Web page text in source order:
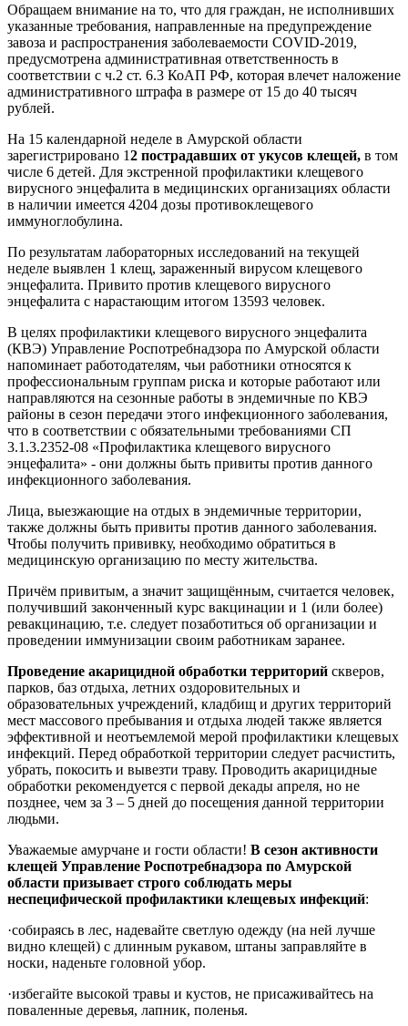
Обращаем внимание на то, что для граждан, не исполнивших
указанные требования, направленные на предупреждение
завоза и распространения заболеваемости COVID-2019,
предусмотрена административная ответственность в
соответствии с ч.2 ст. 6.3 КоАП РФ, которая влечет наложение
административного штрафа в размере от 15 до 40 тысяч
рублей.
На 15 календарной неделе в Амурской области
зарегистрировано 12 пострадавших от укусов клещей, в том
числе 6 детей. Для экстренной профилактики клещевого
вирусного энцефалита в медицинских организациях области
в наличии имеется 4204 дозы противоклещевого
иммуноглобулина.
По результатам лабораторных исследований на текущей
неделе выявлен 1 клещ, зараженный вирусом клещевого
энцефалита. Привито против клещевого вирусного
энцефалита с нарастающим итогом 13593 человек.
В целях профилактики клещевого вирусного энцефалита
(КВЭ) Управление Роспотребнадзора по Амурской области
напоминает работодателям, чьи работники относятся к
профессиональным группам риска и которые работают или
направляются на сезонные работы в эндемичные по КВЭ
районы в сезон передачи этого инфекционного заболевания,
что в соответствии с обязательными требованиями СП
3.1.3.2352-08 «Профилактика клещевого вирусного
энцефалита» - они должны быть привиты против данного
инфекционного заболевания.
Лица, выезжающие на отдых в эндемичные территории,
также должны быть привиты против данного заболевания.
Чтобы получить прививку, необходимо обратиться в
медицинскую организацию по месту жительства.
Причём привитым, а значит защищённым, считается человек,
получивший законченный курс вакцинации и 1 (или более)
ревакцинацию, т.е. следует позаботиться об организации и
проведении иммунизации своим работникам заранее.
Проведение акарицидной обработки территорий скверов,
парков, баз отдыха, летних оздоровительных и
образовательных учреждений, кладбищ и других территорий
мест массового пребывания и отдыха людей также является
эффективной и неотъемлемой мерой профилактики клещевых
инфекций. Перед обработкой территории следует расчистить,
убрать, покосить и вывезти траву. Проводить акарицидные
обработки рекомендуется с первой декады апреля, но не
позднее, чем за 3 – 5 дней до посещения данной территории
людьми.
Уважаемые амурчане и гости области! В сезон активности
клещей Управление Роспотребнадзора по Амурской
области призывает строго соблюдать меры
неспецифической профилактики клещевых инфекций:
·собираясь в лес, надевайте светлую одежду (на ней лучше
видно клещей) с длинным рукавом, штаны заправляйте в
носки, наденьте головной убор.
·избегайте высокой травы и кустов, не присаживайтесь на
поваленные деревья, лапник, поленья.